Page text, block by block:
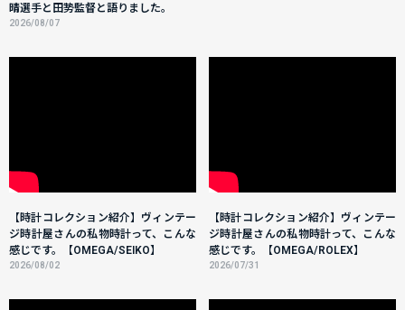
晴選手と田㔟監督と語りました。
2026/08/07
【時計コレクション紹介】ヴィンテー
ジ時計屋さんの私物時計って、こんな
感じです。【OMEGA/SEIKO】
2026/08/02
【時計コレクション紹介】ヴィンテー
ジ時計屋さんの私物時計って、こんな
感じです。【OMEGA/ROLEX】
2026/07/31